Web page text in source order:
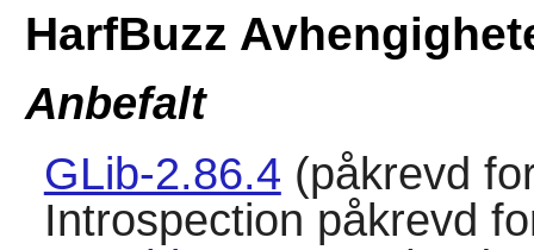
HarfBuzz
Anbefalt
GLib-2.86.4 (påkrevd
Introspection påkrevd